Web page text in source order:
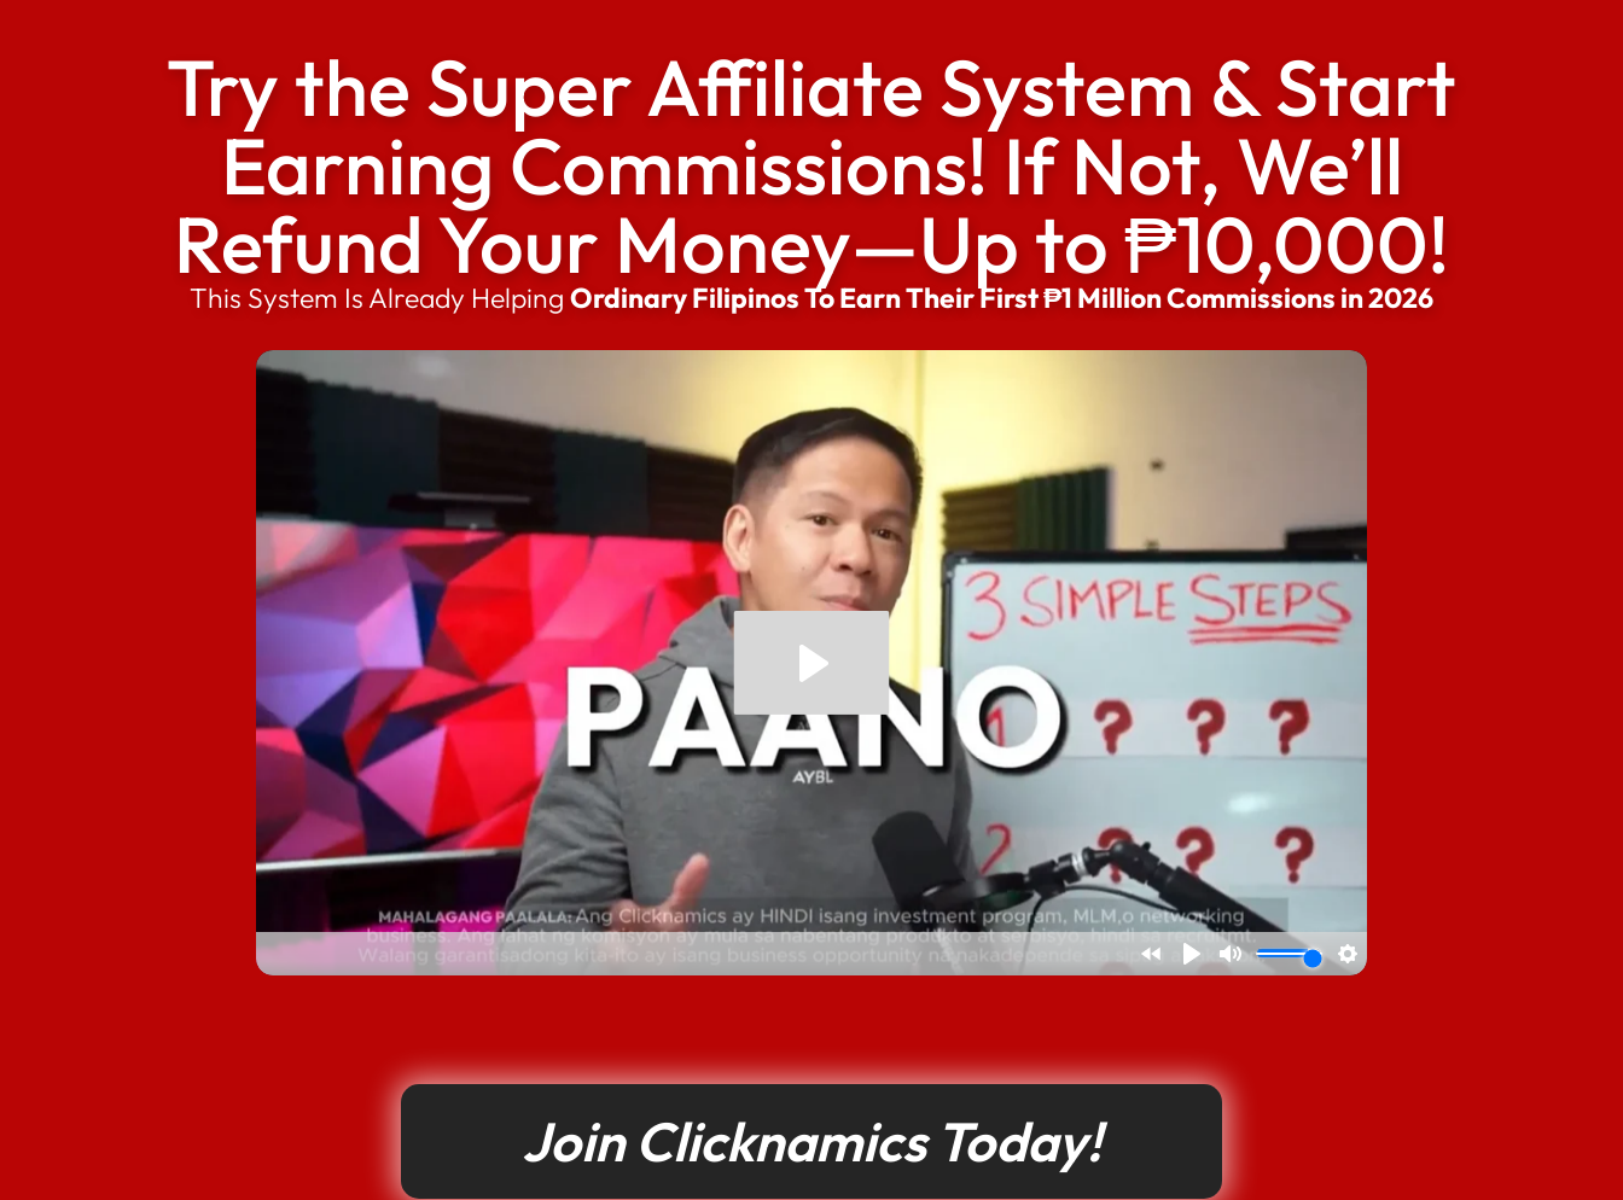
Try the Super Affiliate System & Start
Earning Commissions! If Not, We’ll
Refund Your Money—Up to ₱10,000!
This System Is Already Helping Ordinary Filipinos To Earn Their First ₱1 Million Commissions in 2026
Join Clicknamics Today!